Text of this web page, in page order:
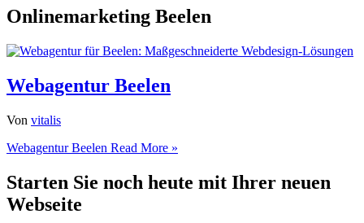
Onlinemarketing Beelen
Webagentur Beelen
Von vitalis
Webagentur Beelen Read More »
Starten Sie noch heute mit Ihrer neuen
Webseite